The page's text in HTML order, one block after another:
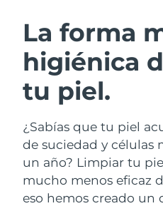
La forma
higiénica
tu piel.
¿Sabías que tu piel
de suciedad y células
un año? Limpiar tu
mucho menos eficaz
eso hemos creado un
Limpieza facial
Anti-aging
LUNA™ 4
Massage, LED
Microcurrent
BEAR™ 2
Microcurrent
Hidratación
UFO™ 3
issa™ 4
Austria
Baréin
Bélgica
Bermudas
Bosnia y Herzegovina
Brunéi